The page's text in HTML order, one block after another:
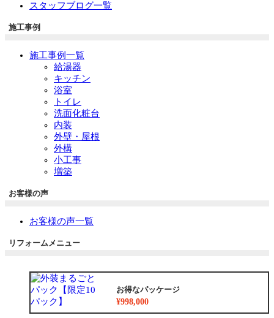
スタッフブログ一覧
施工事例
施工事例一覧
給湯器
キッチン
浴室
トイレ
洗面化粧台
内装
外壁・屋根
外構
小工事
増築
お客様の声
お客様の声一覧
リフォームメニュー
お得なパッケージ
¥998,000